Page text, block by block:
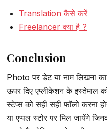
Translation कैसे करें
Freelancer क्या है ?
Conclusion
Photo पर डेट या नाम लिखना
ऊपर दिए एप्लीकेशन के इस्तेमाल
स्टेप्स को सही सही फॉलो करना
या एप्पल स्टोर पर मिल जायेंगे